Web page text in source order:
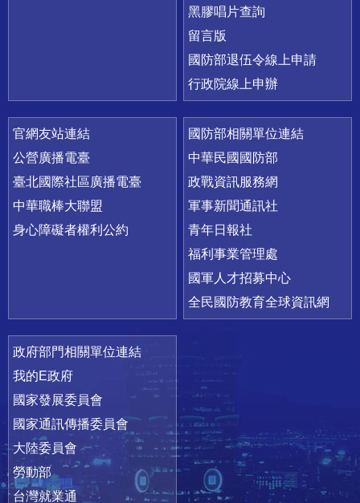
黑膠唱片查詢
留言版
國防部退伍令線上申請
行政院線上申辦
官網友站連結
公營廣播電臺
臺北國際社區廣播電臺
中華職棒大聯盟
身心障礙者權利公約
國防部相關單位連結
中華民國國防部
政戰資訊服務網
軍事新聞通訊社
青年日報社
福利事業管理處
國軍人才招募中心
全民國防教育全球資訊網
政府部門相關單位連結
我的E政府
國家發展委員會
國家通訊傳播委員會
大陸委員會
勞動部
台灣就業通